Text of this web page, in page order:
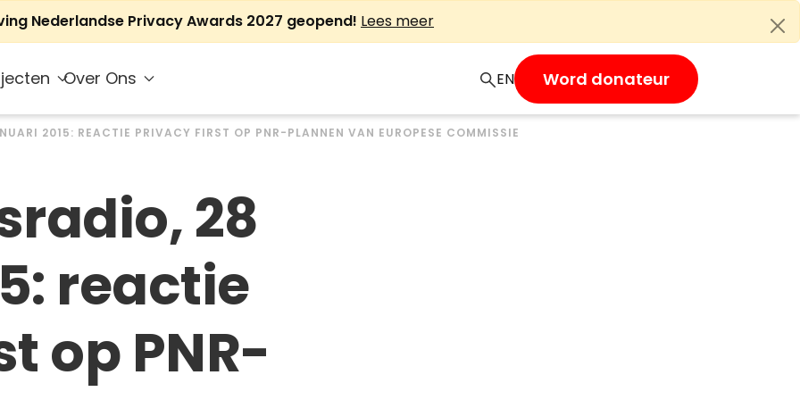
Nederlandse Privacy Awards 2027 geopend! Lees meer
Over Ons EN Word donateur
2015: REACTIE PRIVACY FIRST OP PNR-PLANNEN VAN EUROPESE COMMISSIE
28
reactie
op PNR-